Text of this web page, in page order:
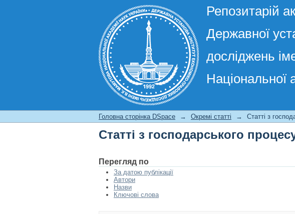
Репозитарій
Державної
досліджень
Національної
Статті з господарського процесу
Головна сторінка DSpace → Окремі статті → Статті з
Статті з господарського
Перегляд по
За датою публікації
Автори
Назви
Ключові слова